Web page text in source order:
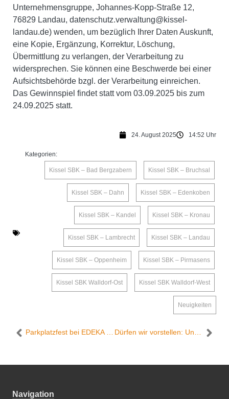
Unternehmensgruppe, Johannes-Kopp-Straße 12,
76829 Landau, datenschutz.verwaltung@kissel-
landau.de) wenden, um bezüglich Ihrer Daten Auskunft,
eine Kopie, Ergänzung, Korrektur, Löschung,
Übermittlung zu verlangen, der Verarbeitung zu
widersprechen. Sie können eine Beschwerde bei einer
Aufsichtsbehörde bzgl. der Verarbeitung einreichen.
Das Gewinnspiel findet statt vom 03.09.2025 bis zum
24.09.2025 statt.
24. August 2025 14:52 Uhr
Kategorien:
Kissel SBK – Bad Bergzabern Kissel SBK – Bruchsal
Kissel SBK – Dahn Kissel SBK – Edenkoben
Kissel SBK – Kandel Kissel SBK – Kronau
Kissel SBK – Lambrecht Kissel SBK – Landau
Kissel SBK – Oppenheim Kissel SBK – Pirmasens
Kissel SBK Walldorf-Ost Kissel SBK Walldorf-West
Neuigkeiten
Parkplatzfest bei EDEKA Kissel SBK Pirmasens – Wir feiern das Baustellen-Ende! Dürfen wir vorstellen: Unser Marktleiter im Edeka Kissel SBK Walldorf-Ost
Navigation